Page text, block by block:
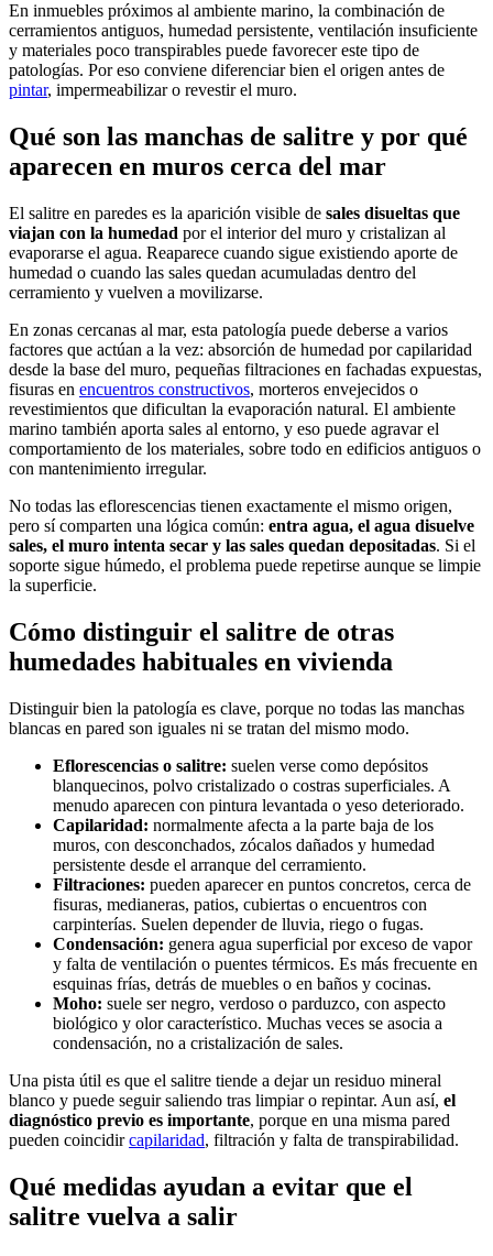
En inmuebles próximos al ambiente marino, la combinación de
cerramientos antiguos, humedad persistente, ventilación insuficiente
y materiales poco transpirables puede favorecer este tipo de
patologías. Por eso conviene diferenciar bien el origen antes de
pintar, impermeabilizar o revestir el muro.
Qué son las manchas de salitre y por qué
aparecen en muros cerca del mar
El salitre en paredes es la aparición visible de sales disueltas que
viajan con la humedad por el interior del muro y cristalizan al
evaporarse el agua. Reaparece cuando sigue existiendo aporte de
humedad o cuando las sales quedan acumuladas dentro del
cerramiento y vuelven a movilizarse.
En zonas cercanas al mar, esta patología puede deberse a varios
factores que actúan a la vez: absorción de humedad por capilaridad
desde la base del muro, pequeñas filtraciones en fachadas expuestas,
fisuras en encuentros constructivos, morteros envejecidos o
revestimientos que dificultan la evaporación natural. El ambiente
marino también aporta sales al entorno, y eso puede agravar el
comportamiento de los materiales, sobre todo en edificios antiguos o
con mantenimiento irregular.
No todas las eflorescencias tienen exactamente el mismo origen,
pero sí comparten una lógica común: entra agua, el agua disuelve
sales, el muro intenta secar y las sales quedan depositadas. Si el
soporte sigue húmedo, el problema puede repetirse aunque se limpie
la superficie.
Cómo distinguir el salitre de otras
humedades habituales en vivienda
Distinguir bien la patología es clave, porque no todas las manchas
blancas en pared son iguales ni se tratan del mismo modo.
Eflorescencias o salitre: suelen verse como depósitos
blanquecinos, polvo cristalizado o costras superficiales. A
menudo aparecen con pintura levantada o yeso deteriorado.
Capilaridad: normalmente afecta a la parte baja de los
muros, con desconchados, zócalos dañados y humedad
persistente desde el arranque del cerramiento.
Filtraciones: pueden aparecer en puntos concretos, cerca de
fisuras, medianeras, patios, cubiertas o encuentros con
carpinterías. Suelen depender de lluvia, riego o fugas.
Condensación: genera agua superficial por exceso de vapor
y falta de ventilación o puentes térmicos. Es más frecuente en
esquinas frías, detrás de muebles o en baños y cocinas.
Moho: suele ser negro, verdoso o parduzco, con aspecto
biológico y olor característico. Muchas veces se asocia a
condensación, no a cristalización de sales.
Una pista útil es que el salitre tiende a dejar un residuo mineral
blanco y puede seguir saliendo tras limpiar o repintar. Aun así, el
diagnóstico previo es importante, porque en una misma pared
pueden coincidircapilaridad, filtración y falta de transpirabilidad.
Qué medidas ayudan a evitar que el
salitre vuelva a salir